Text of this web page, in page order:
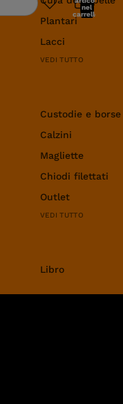
Plantari
Lacci
VEDI TUTTO
Custodie e
Calzini
Magliette
Chiodi filettati
Outlet
VEDI TUTTO
Libro
nel
carrello: